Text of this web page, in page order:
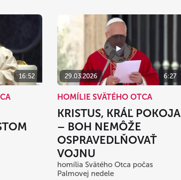
16:52 29.03.2026 6:27
HOMÍLIE SVÄTÉHO OTCA
KRISTUS, KRÁĽ POKOJA
– BOH NEMÔŽE
OSPRAVEDLŇOVAŤ
VOJNU
homília Svätého Otca počas
Palmovej nedele